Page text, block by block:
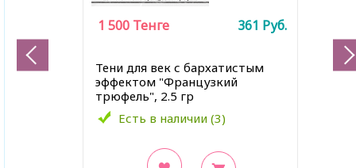
Тени для век с бархатистым
эффектом "Французкий
трюфель", 2.5 гр
Есть в наличии (3)
1 500 Тенге 361 Руб.